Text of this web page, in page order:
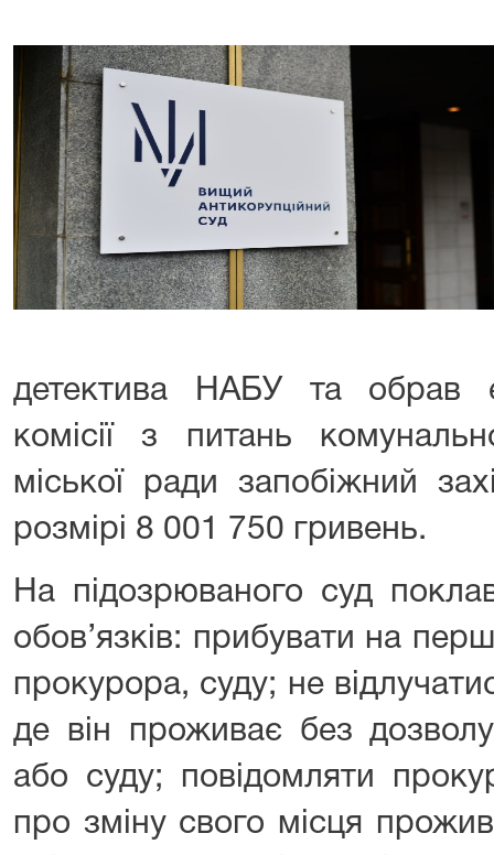
детектива НАБУ та обрав
комісії з питань
міської ради запобіжний
розмірі 8 001 750 гривень.
На підозрюваного суд
обов’язків: прибувати на
прокурора, суду; не
де він проживає без
або суду; повідомляти
про зміну свого місця